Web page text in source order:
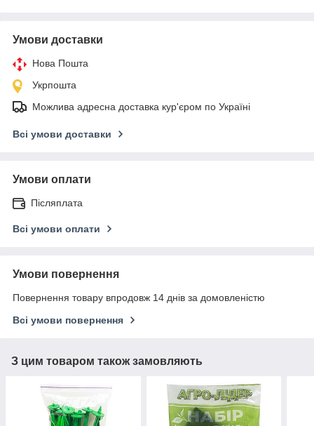
Умови доставки
Нова Пошта
Укрпошта
Можлива адресна доставка кур'єром по Україні
Всі умови доставки
Умови оплати
Післяплата
Всі умови оплати
Умови повернення
Повернення товару впродовж 14 днів за домовленістю
Всі умови повернення
З цим товаром також замовляють